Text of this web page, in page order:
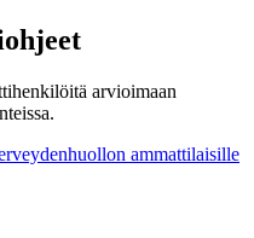
arvioimaan
ammattilaisille